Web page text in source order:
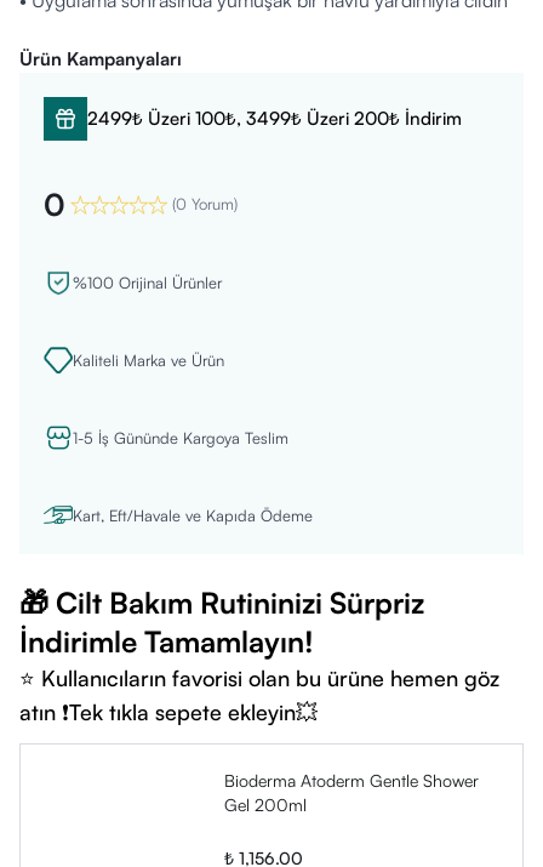
Kimler Kullanabilir?
• Kuru ve hassas cilt tiplerinin kullanımına uygundur.
• Doktor tavsiyesi ile yetişkinlerin kullanımına uygundur veya
• Hamile ve emziren kadınlar için kullanımı kesinlikle
• Özel sağlık durumu veya cilt hassasiyeti olan kişilerin
• Aqua/Water/Eau
• Coco-Betaine
• Glycerin
• Coco-Glucoside
• Glyceryl Oleate
• Disodium EDTA
• Citric Acid
• Fragrance (Parfum)
Ürün Kampanyaları
2499₺ Üzeri 100₺, 3499₺ Üzeri 200₺ İndirim
0 (0 Yorum)
%100 Orijinal Ürünler
Kaliteli Marka ve Ürün
1-5 İş Gününde Kargoya Teslim
Kart, Eft/Havale ve Kapıda Ödeme
🎁 Cilt Bakım Rutininizi Sürpriz
İndirimle Tamamlayın!
⭐ Kullanıcıların favorisi olan bu ürüne hemen göz
atın ❗Tek tıkla sepete ekleyin💥
Bioderma Atoderm Gentle Shower
Gel 200ml
₺ 1,156.00